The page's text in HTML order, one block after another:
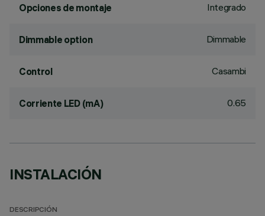
Opciones de montaje Integrado
Dimmable option Dimmable
Control Casambi
Corriente LED (mA) 0.65
INSTALACIÓN
DESCRIPCIÓN